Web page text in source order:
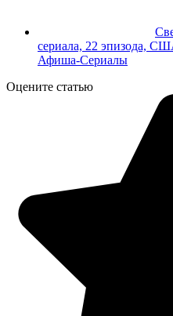
сериала, 22 эпизода,
Афиша-Сериалы
Оцените статью